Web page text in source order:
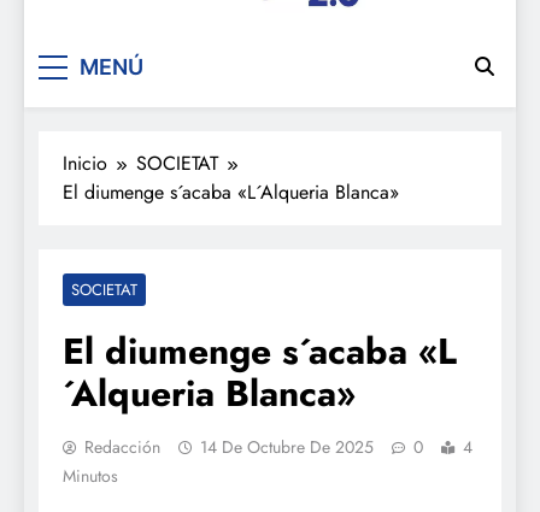
De festa en festa 2.0
MENÚ
Inicio
SOCIETAT
El diumenge s´acaba «L´Alqueria Blanca»
SOCIETAT
El diumenge s´acaba «L
´Alqueria Blanca»
Redacción 14 De Octubre De 2025 0
4
Minutos